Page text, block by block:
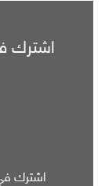
اشترك
اشترك في